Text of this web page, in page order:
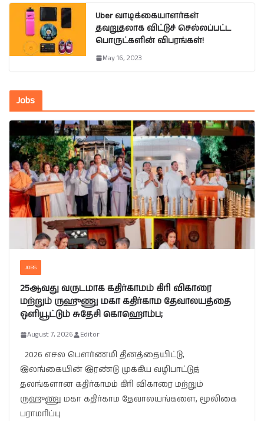
Uber வாடிக்கையாளர்கள்
தவறுதலாக விட்டுச் செல்லப்பட்ட
பொருட்களின் விபரங்கள்!
May 16, 2023
Jobs
JOBS
25ஆவது வருடமாக கதிர்காமம் கிரி விகாரை
மற்றும் ருஹுணு மகா கதிர்காம தேவாலயத்தை
ஒளியூட்டும் சுதேசி கொஹொம்ப;
August 7, 2026 Editor
2026 எசல பௌர்ணமி தினத்தையிட்டு,
இலங்கையின் இரண்டு முக்கிய வழிபாட்டுத்
தலங்களான கதிர்காமம் கிரி விகாரை மற்றும்
ருஹுணு மகா கதிர்காம தேவாலயங்களை, மூலிகை
பராமரிப்பு